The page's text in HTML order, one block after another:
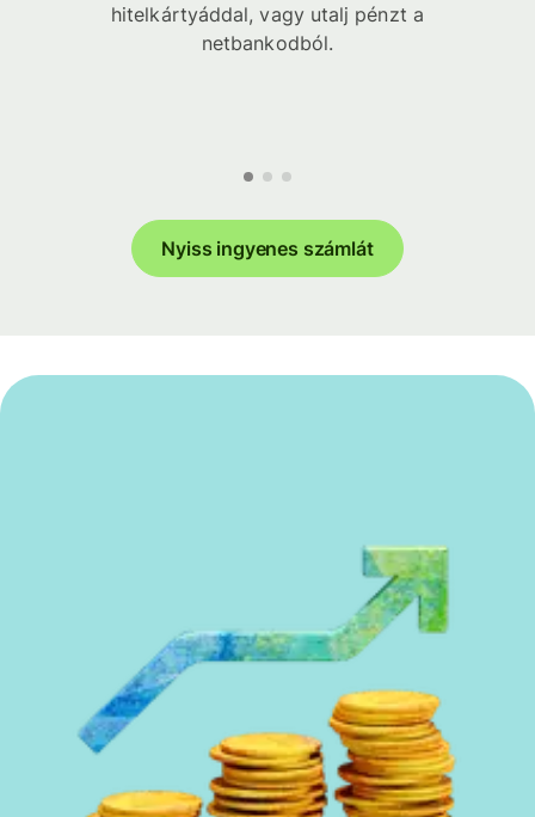
hitelkártyáddal, vagy utalj pénzt a
netbankodból.
Nyiss ingyenes számlát